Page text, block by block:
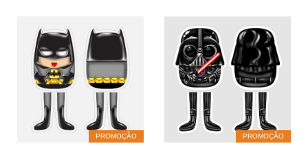
PROMOÇÃO PROMOÇÃO